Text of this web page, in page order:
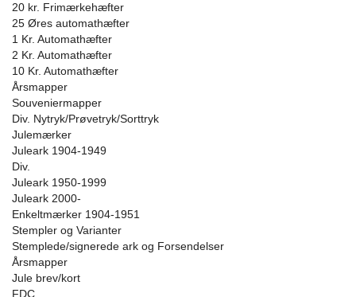
20 kr. Frimærkehæfter
25 Øres automathæfter
1 Kr. Automathæfter
2 Kr. Automathæfter
10 Kr. Automathæfter
Årsmapper
Souveniermapper
Div. Nytryk/Prøvetryk/Sorttryk
Julemærker
Juleark 1904-1949
Div.
Juleark 1950-1999
Juleark 2000-
Enkeltmærker 1904-1951
Stempler og Varianter
Stemplede/signerede ark og Forsendelser
Årsmapper
Jule brev/kort
FDC